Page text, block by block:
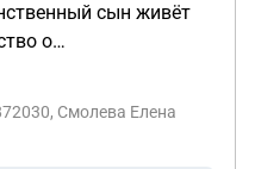
сын живёт
о
записи,а там
1989,справку не дали
Смолева Елена